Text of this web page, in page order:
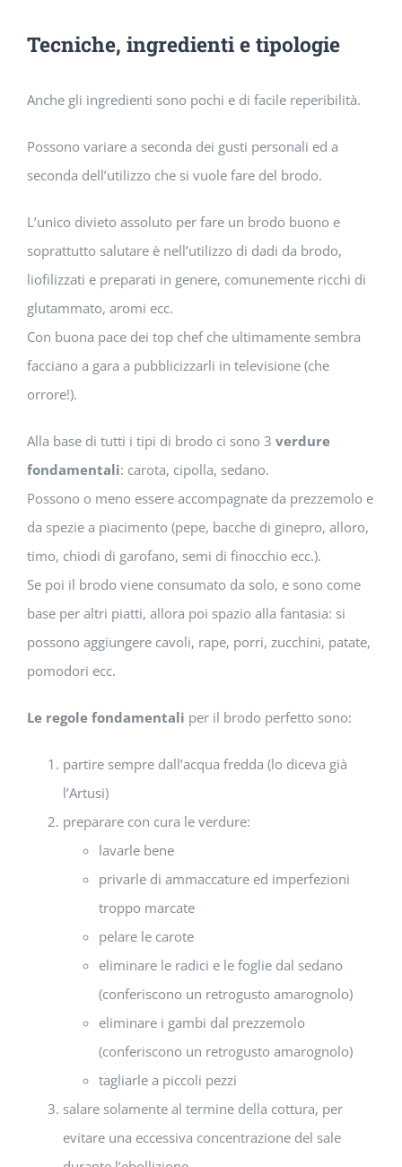
Tecniche, ingredienti e tipologie
Anche gli ingredienti sono pochi e di facile reperibilità.
Possono variare a seconda dei gusti personali ed a
seconda dell’utilizzo che si vuole fare del brodo.
L’unico divieto assoluto per fare un brodo buono e
soprattutto salutare è nell’utilizzo di dadi da brodo,
liofilizzati e preparati in genere, comunemente ricchi di
glutammato, aromi ecc.
Con buona pace dei top chef che ultimamente sembra
facciano a gara a pubblicizzarli in televisione (che
orrore!).
Alla base di tutti i tipi di brodo ci sono 3 verdure
fondamentali: carota, cipolla, sedano.
Possono o meno essere accompagnate da prezzemolo e
da spezie a piacimento (pepe, bacche di ginepro, alloro,
timo, chiodi di garofano, semi di finocchio ecc.).
Se poi il brodo viene consumato da solo, e sono come
base per altri piatti, allora poi spazio alla fantasia: si
possono aggiungere cavoli, rape, porri, zucchini, patate,
pomodori ecc.
Le regole fondamentali per il brodo perfetto sono:
partire sempre dall’acqua fredda (lo diceva già
l’Artusi)
preparare con cura le verdure:
lavarle bene
privarle di ammaccature ed imperfezioni
troppo marcate
pelare le carote
eliminare le radici e le foglie dal sedano
(conferiscono un retrogusto amarognolo)
eliminare i gambi dal prezzemolo
(conferiscono un retrogusto amarognolo)
tagliarle a piccoli pezzi
salare solamente al termine della cottura, per
evitare una eccessiva concentrazione del sale